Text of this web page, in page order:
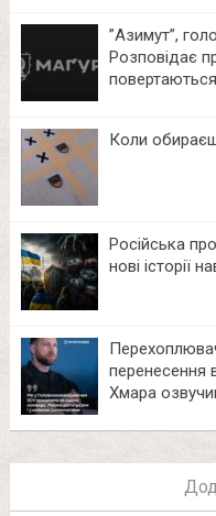
⁨”Азимут”,
Розповідає
Коли
Російська
нові історії
перенесення
Хмара